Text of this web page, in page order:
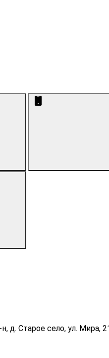
д. Старое село, ул. Мира,